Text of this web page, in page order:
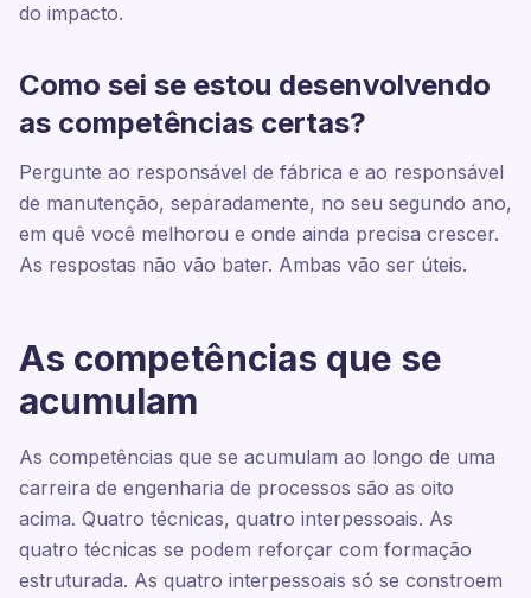
do impacto.
Como sei se estou desenvolvendo
as competências certas?
Pergunte ao responsável de fábrica e ao responsável
de manutenção, separadamente, no seu segundo ano,
em quê você melhorou e onde ainda precisa crescer.
As respostas não vão bater. Ambas vão ser úteis.
As competências que se
acumulam
As competências que se acumulam ao longo de uma
carreira de engenharia de processos são as oito
acima. Quatro técnicas, quatro interpessoais. As
quatro técnicas se podem reforçar com formação
estruturada. As quatro interpessoais só se constroem